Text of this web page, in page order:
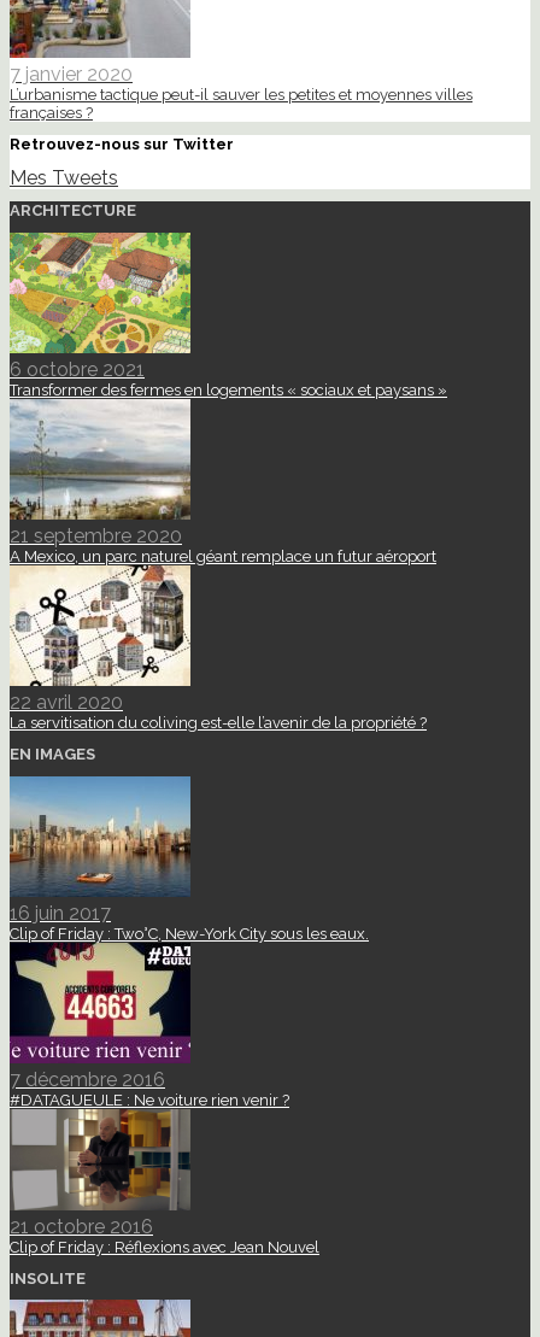
7 janvier 2020
L’urbanisme tactique peut-il sauver les petites et moyennes villes
françaises ?
Retrouvez-nous sur Twitter
Mes Tweets
ARCHITECTURE
6 octobre 2021
Transformer des fermes en logements « sociaux et paysans »
21 septembre 2020
A Mexico, un parc naturel géant remplace un futur aéroport
22 avril 2020
La servitisation du coliving est-elle l’avenir de la propriété ?
EN IMAGES
16 juin 2017
Clip of Friday : Two°C, New-York City sous les eaux.
7 décembre 2016
#DATAGUEULE : Ne voiture rien venir ?
21 octobre 2016
Clip of Friday : Réflexions avec Jean Nouvel
INSOLITE